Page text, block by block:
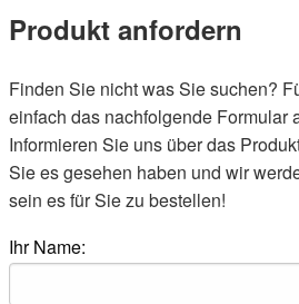
Produkt anfordern
Finden Sie nicht was Sie suchen?
einfach das nachfolgende Formular
Informieren Sie uns über das
Sie es gesehen haben und wir
sein es für Sie zu bestellen!
Ihr Name: